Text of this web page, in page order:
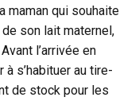
maman qui souhaite
son lait maternel,
l’arrivée en
s’habituer au tire-
de stock pour les